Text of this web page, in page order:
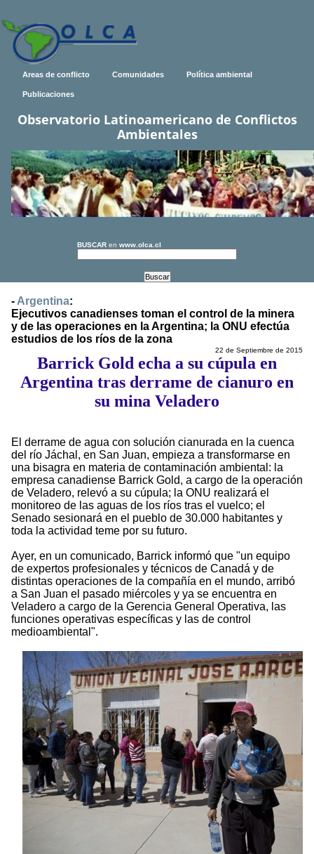
Areas de conflicto Comunidades Política ambiental
Publicaciones
Observatorio Latinoamericano de Conflictos
Ambientales
BUSCAR en www.olca.cl
- Argentina:
Ejecutivos canadienses toman el control de la minera
y de las operaciones en la Argentina; la ONU efectúa
estudios de los ríos de la zona
22 de Septiembre de 2015
Barrick Gold echa a su cúpula en
Argentina tras derrame de cianuro en
su mina Veladero
El derrame de agua con solución cianurada en la cuenca
del río Jáchal, en San Juan, empieza a transformarse en
una bisagra en materia de contaminación ambiental: la
empresa canadiense Barrick Gold, a cargo de la operación
de Veladero, relevó a su cúpula; la ONU realizará el
monitoreo de las aguas de los ríos tras el vuelco; el
Senado sesionará en el pueblo de 30.000 habitantes y
toda la actividad teme por su futuro.
Ayer, en un comunicado, Barrick informó que "un equipo
de expertos profesionales y técnicos de Canadá y de
distintas operaciones de la compañía en el mundo, arribó
a San Juan el pasado miércoles y ya se encuentra en
Veladero a cargo de la Gerencia General Operativa, las
funciones operativas específicas y las de control
medioambiental".